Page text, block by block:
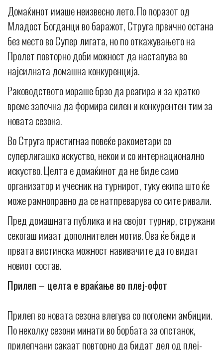
Домаќинот имаше неизвесно лето. По поразот од
Младост Богданци во баражот, Струга првично остана
без место во Супер лигата, но по откажувањето на
Пролет повторно доби можност да настапува во
најсилната домашна конкуренција.
Раководството мораше брзо да реагира и за кратко
време започна да формира силен и конкурентен тим за
новата сезона.
Во Струга пристигнаа повеќе ракометари со
суперлигашко искуство, некои и со интернационално
искуство. Целта е домаќинот да не биде само
организатор и учесник на турнирот, туку екипа што ќе
може рамноправно да се натпреварува со сите ривали.
Пред домашната публика и на својот турнир, стружани
секогаш имаат дополнителен мотив. Ова ќе биде и
првата вистинска можност навивачите да го видат
новиот состав.
Прилеп – целта е враќање во плеј-офот
Прилеп во новата сезона влегува со поголеми амбиции.
По неколку сезони минати во борбата за опстанок,
прилепчани сакаат повторно да бидат дел од плеј-